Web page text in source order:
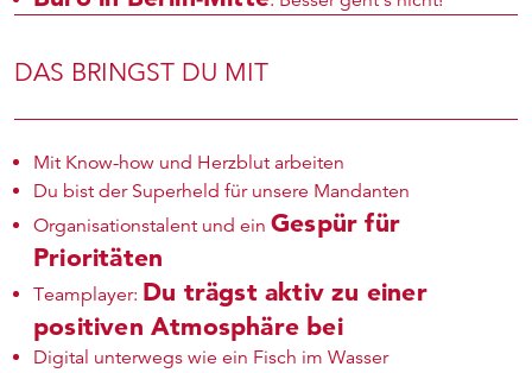
DAS BRINGST DU MIT
Mit Know-how und Herzblut arbeiten
Du bist der Superheld für unsere Mandanten
Organisationstalent und ein Gespür für
Prioritäten
Teamplayer: Du trägst aktiv zu einer
positiven Atmosphäre bei
Digital unterwegs wie ein Fisch im Wasser